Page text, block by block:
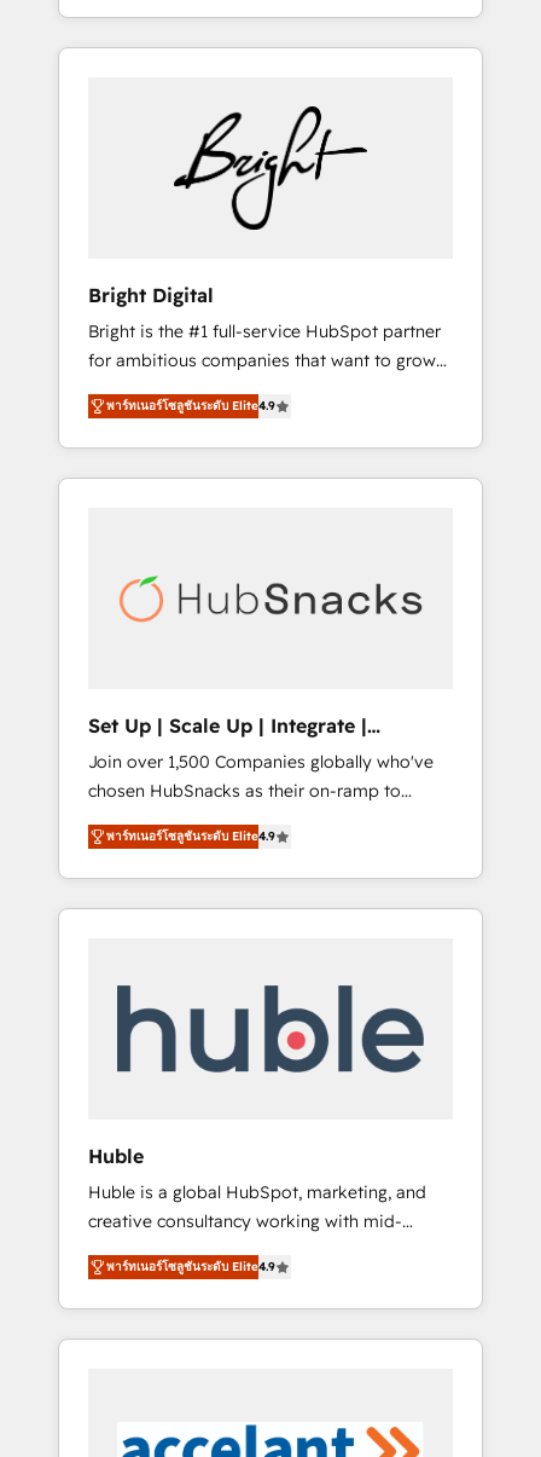
for mid-market & enterprise companies. We
are woman-owned, powered by coffee, and
Impact Award 🏆2022 Technical Expertise
Impact Award 🏆2022 Platform Migration
Excellence Impact Award 🏆2020 Elite
Solutions Partner 🏆2019 Integrations
Website Design HubSpot Impact Award 🏆
2017 Website Design HubSpot Impact Award
🏆2016 Growth-Driven Design Agency of the
Year 🏆2016 Sales Enablement HubSpot
Impact Award 🏆2015 Growth-Driven Design
Agency of the Year 🏆2015 Became the 5th
Agency to reach Diamond 🏆2014 HubSpot
Became a HubSpot Partner 📆Founded in
Bright Digital
Bright is the #1 full-service HubSpot partner
for ambitious companies that want to grow
smarter. From HubSpot onboarding, to
training, from developing a new website to
lead generation and digital marketing; we do
it all (and with great results)! In short, our
modules, integrations - Marketing & sales
solutions: digital marketing, advertising,
people, exciting ideas and can-do mentality,
we ensure revenue growth on a daily basis.
So tell us your challenge; our passionate and
growth driven team of 100+ experts is ready
for you! Driving digital growth |
www.brightdigital.com
พาร์ทเนอร์โซลูชันระดับ Elite4.9
Set Up | Scale Up | Integrate |
HubSnacks FlexPlan
Join over 1,500 Companies globally who've
chosen HubSnacks as their on-ramp to
HubSpot since 2014 Simple pay-as-you-go
plans that accelerate value... 1️⃣ Set Up |
Onboarding New or Check-fixing existing
HubSpot portals 2️⃣ Scale Up | 100% HubSpot
API Integration project... ⬅️ Click "Contact
Business" ⬅️ to access 150+ Kickstart
Paypal 💰 Sage or Netsuite 🤖 Google or
Microsoft ✍️ DocuSign or PandaDoc 🌐
Avalara or Quaderno HubSnacks holds the
rare Advanced "Custom Integrations"
Accreditation, securely sync data across... 🔄
any apps, in any direction. Stuck on your old
CRM..? Migrate | seamlessly off your old CRM
our in-house "HubScrub" Tool.
พาร์ทเนอร์โซลูชันระดับ Elite4.9
Huble
Huble is a global HubSpot, marketing, and
creative consultancy working with mid-
market and enterprise businesses. We go
beyond implementation, shaping the
strategy, processes, and teams that turn
HubSpot into a genuine growth engine.
5 partners worldwide, and with over 15 years
พาร์ทเนอร์โซลูชันระดับ Elite4.9